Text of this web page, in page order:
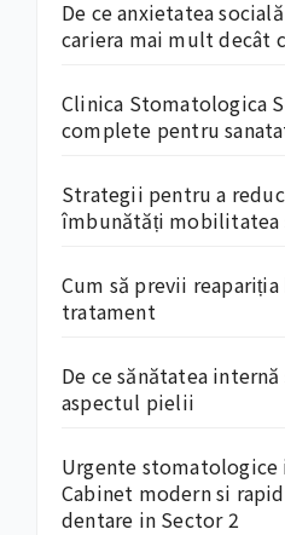
De ce anxietatea
cariera mai mult decât
Clinica Stomatologica
complete pentru
Strategii pentru a
îmbunătăți mobilitatea
Cum să previi
tratament
De ce sănătatea
aspectul pielii
Urgente stomatologice
Cabinet modern si
dentare in Sector 2